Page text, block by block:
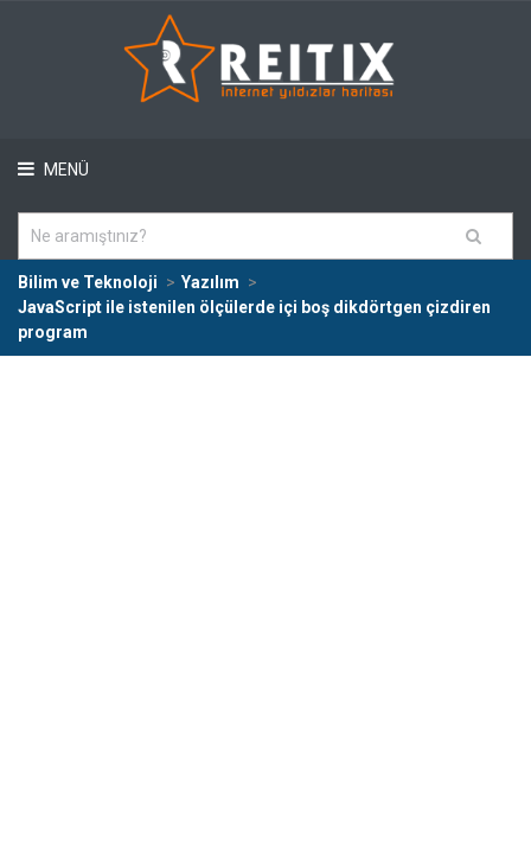
MENÜ
Bilim ve Teknoloji
Yazılım
JavaScript ile istenilen ölçülerde içi boş dikdörtgen çizdiren
program